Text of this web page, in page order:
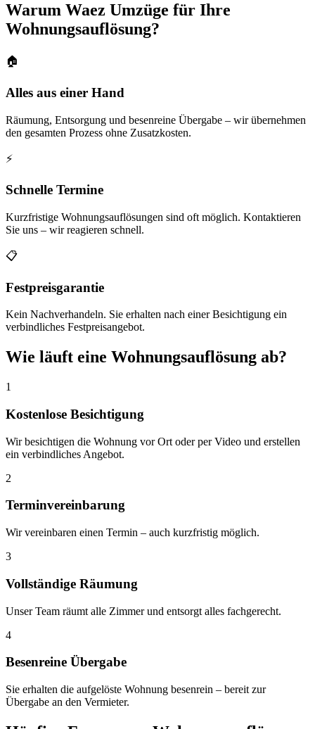
Warum Waez Umzüge für Ihre
Wohnungsauflösung?
🏠
Alles aus einer Hand
Räumung, Entsorgung und besenreine Übergabe – wir übernehmen
den gesamten Prozess ohne Zusatzkosten.
⚡
Schnelle Termine
Kurzfristige Wohnungsauflösungen sind oft möglich. Kontaktieren
Sie uns – wir reagieren schnell.
📋
Festpreisgarantie
Kein Nachverhandeln. Sie erhalten nach einer Besichtigung ein
verbindliches Festpreisangebot.
Wie läuft eine Wohnungsauflösung ab?
1
Kostenlose Besichtigung
Wir besichtigen die Wohnung vor Ort oder per Video und erstellen
ein verbindliches Angebot.
2
Terminvereinbarung
Wir vereinbaren einen Termin – auch kurzfristig möglich.
3
Vollständige Räumung
Unser Team räumt alle Zimmer und entsorgt alles fachgerecht.
4
Besenreine Übergabe
Sie erhalten die aufgelöste Wohnung besenrein – bereit zur
Übergabe an den Vermieter.